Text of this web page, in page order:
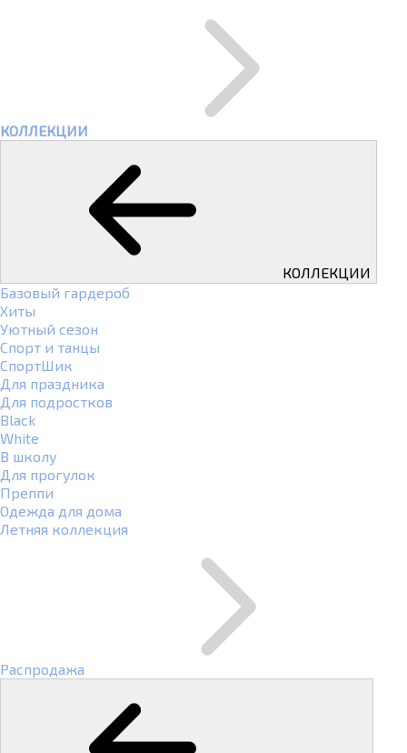
КОЛЛЕКЦИИ
КОЛЛЕКЦИИ
Базовый гардероб
Хиты
Уютный сезон
Спорт и танцы
СпортШик
Для праздника
Для подростков
Black
White
В школу
Для прогулок
Преппи
Одежда для дома
Летняя коллекция
Распродажа